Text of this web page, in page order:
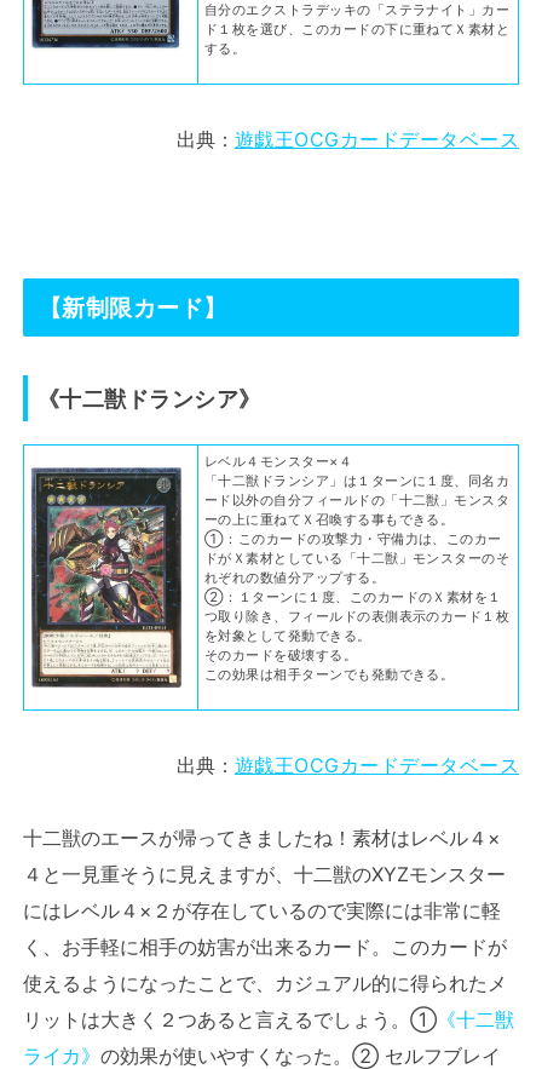
自分のエクストラデッキの「ステラナイト」カー
ド１枚を選び、このカードの下に重ねてＸ素材と
する。
出典： 遊戯王OCGカードデータベース
【新制限カード】
《十二獣ドランシア》
レベル４モンスター×４
「十二獣ドランシア」は１ターンに１度、同名カ
ード以外の自分フィールドの「十二獣」モンスタ
ーの上に重ねてＸ召喚する事もできる。
①：このカードの攻撃力・守備力は、このカー
ドがＸ素材としている「十二獣」モンスターのそ
れぞれの数値分アップする。
②：１ターンに１度、このカードのＸ素材を１
つ取り除き、フィールドの表側表示のカード１枚
を対象として発動できる。
そのカードを破壊する。
この効果は相手ターンでも発動できる。
出典： 遊戯王OCGカードデータベース
十二獣のエースが帰ってきましたね！素材はレベル４×
４と一見重そうに見えますが、十二獣のXYZモンスター
にはレベル４×２が存在しているので実際には非常に軽
く、お手軽に相手の妨害が出来るカード。このカードが
使えるようになったことで、カジュアル的に得られたメ
リットは大きく２つあると言えるでしょう。① 《十二獣
ライカ》 の効果が使いやすくなった。② セルフブレイ